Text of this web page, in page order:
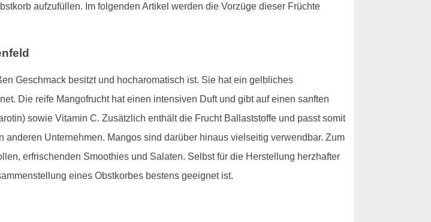
aufzufüllen. Im folgenden Artikel werden die Vorzüge dieser Früchte
Geschmack besitzt und hocharomatisch ist. Sie hat ein gelbliches
Die reife Mangofrucht hat einen intensiven Duft und gibt auf einen sanften
sowie Vitamin C. Zusätzlich enthält die Frucht Ballaststoffe und passt somit
Unternehmen. Mangos sind darüber hinaus vielseitig verwendbar. Zum
erfrischenden Smoothies und Salaten. Selbst für die Herstellung herzhafter
eines Obstkorbes bestens geeignet ist.